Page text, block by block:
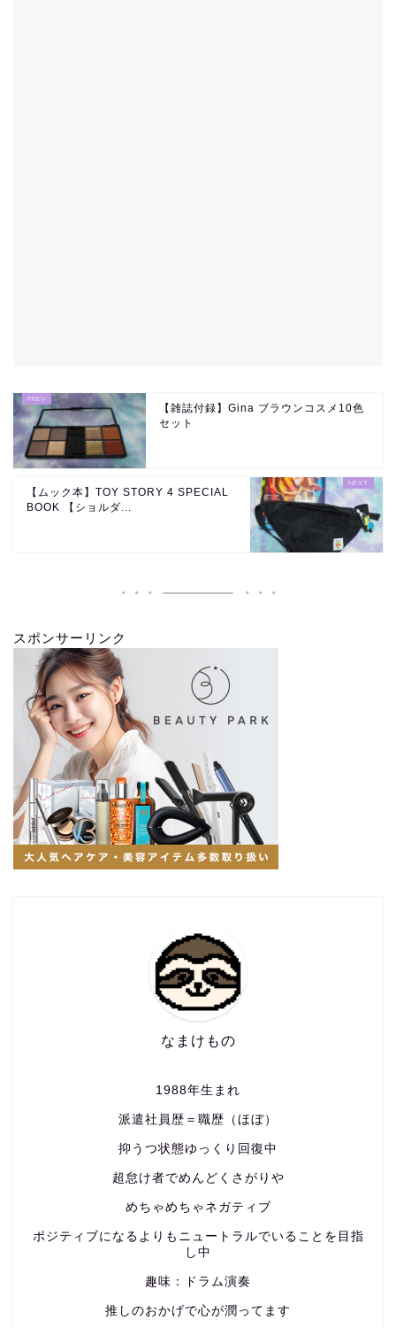
【雑誌付録】Gina ブラウンコスメ10色
セット
【ムック本】TOY STORY 4 SPECIAL
BOOK 【ショルダ...
スポンサーリンク
なまけもの
1988年生まれ
派遣社員歴＝職歴（ほぼ）
抑うつ状態ゆっくり回復中
超怠け者でめんどくさがりや
めちゃめちゃネガティブ
ポジティブになるよりもニュートラルでいることを目指
し中
趣味：ドラム演奏
推しのおかげで心が潤ってます